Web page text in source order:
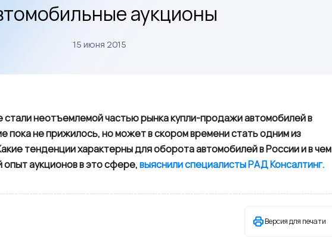
аукционы
15 июня 2015
неотъемлемой частью рынка купли-продажи автомобилей в
пока не прижилось, но может в скором времени стать одним из
тенденции характерны для оборота автомобилей в России и в чем
аукционов в это сфере,выяснили специалисты РАД Консалтинг.
Версия для печати